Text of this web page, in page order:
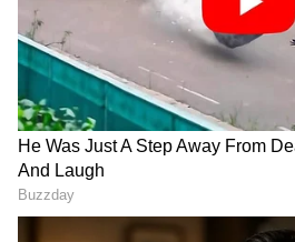
ನಿರೂಪಿಸುವುದು ಕಷ್ಟ. ಹೀಗಾಗಿ
ಬಿಡುಗಡೆ ಮಾಡಲು ನಿರ್ಮಾಣ
ಸ್ಟುಡಿಯೋಸ್ ಮತ್ತು ಇಮ್ಮರ್ಸೊ
ಎನ್ನಲಾಗಿದೆ.